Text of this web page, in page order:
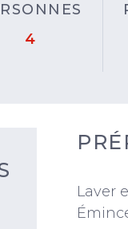
4
Laver